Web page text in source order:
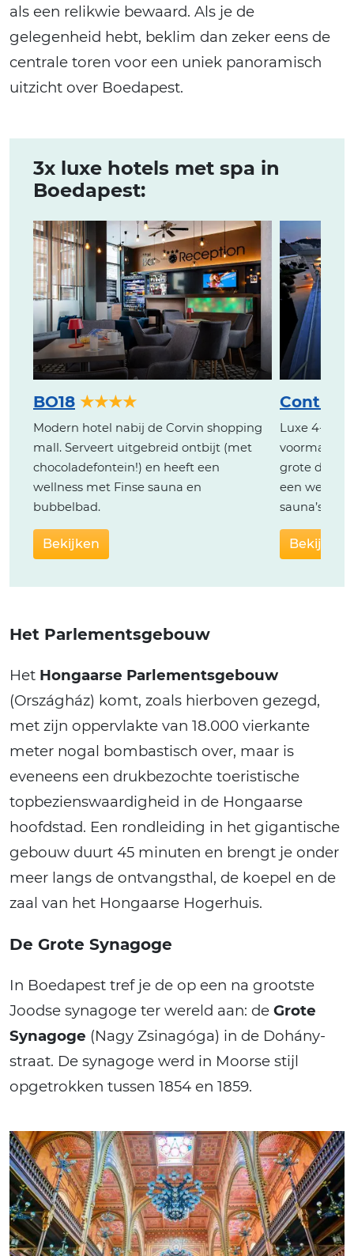
als een relikwie bewaard. Als je de
gelegenheid hebt, beklim dan zeker eens de
centrale toren voor een uniek panoramisch
uitzicht over Boedapest.
3x luxe hotels met spa in
Boedapest:
BO18 ★★★★
Modern hotel nabij de Corvin shopping
mall. Serveert uitgebreid ontbijt (met
chocoladefontein!) en heeft een
wellness met Finse sauna en
bubbelbad.
Bekijken
Luxe 4-
voormalig
grote
een
sauna’s .
Bekijken
Het Parlementsgebouw
Het Hongaarse Parlementsgebouw
(Országház) komt, zoals hierboven gezegd,
met zijn oppervlakte van 18.000 vierkante
meter nogal bombastisch over, maar is
eveneens een drukbezochte toeristische
topbezienswaardigheid in de Hongaarse
hoofdstad. Een rondleiding in het gigantische
gebouw duurt 45 minuten en brengt je onder
meer langs de ontvangsthal, de koepel en de
zaal van het Hongaarse Hogerhuis.
De Grote Synagoge
In Boedapest tref je de op een na grootste
Joodse synagoge ter wereld aan: de Grote
Synagoge (Nagy Zsinagóga) in de Dohány-
straat. De synagoge werd in Moorse stijl
opgetrokken tussen 1854 en 1859.